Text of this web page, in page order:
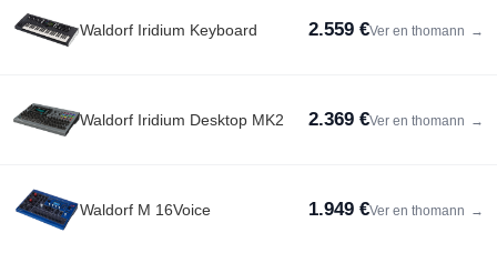
Waldorf Iridium Keyboard 2.559 €Ver en thomann →
Waldorf Iridium Desktop MK2 2.369 €Ver en thomann →
Waldorf M 16Voice 1.949 €Ver en thomann →